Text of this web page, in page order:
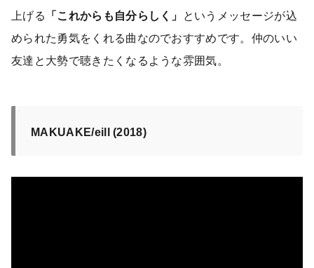
上げる
「これからも自分らしく」
というメッセージが込
められた勇気をくれる曲なのでおすすめです。仲のいい
友達と大勢で聴きたくなるような雰囲気。
MAKUAKE/eill (2018)